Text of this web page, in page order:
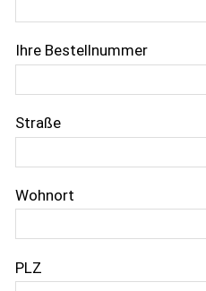
Ihre Bestellnummer
Straße
Wohnort
PLZ